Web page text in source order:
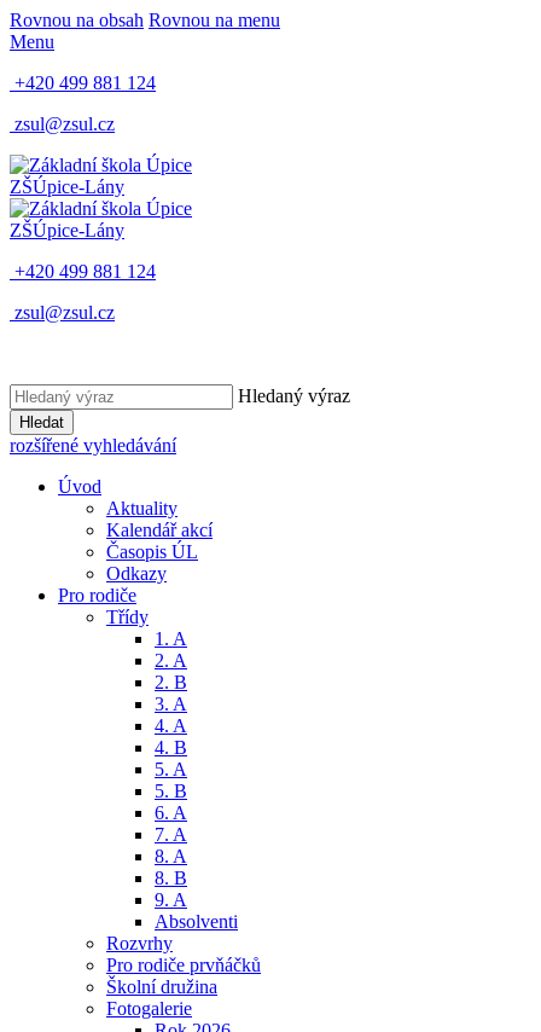
Rovnou na obsah Rovnou na menu
Menu
+420 499 881 124
zsul@zsul.cz
ZŠÚpice-Lány
ZŠÚpice-Lány
+420 499 881 124
zsul@zsul.cz
Hledaný výraz
Hledat
rozšířené vyhledávání
Úvod
Aktuality
Kalendář akcí
Časopis ÚL
Odkazy
Pro rodiče
Třídy
1. A
2. A
2. B
3. A
4. A
4. B
5. A
5. B
6. A
7. A
8. A
8. B
9. A
Absolventi
Rozvrhy
Pro rodiče prvňáčků
Školní družina
Fotogalerie